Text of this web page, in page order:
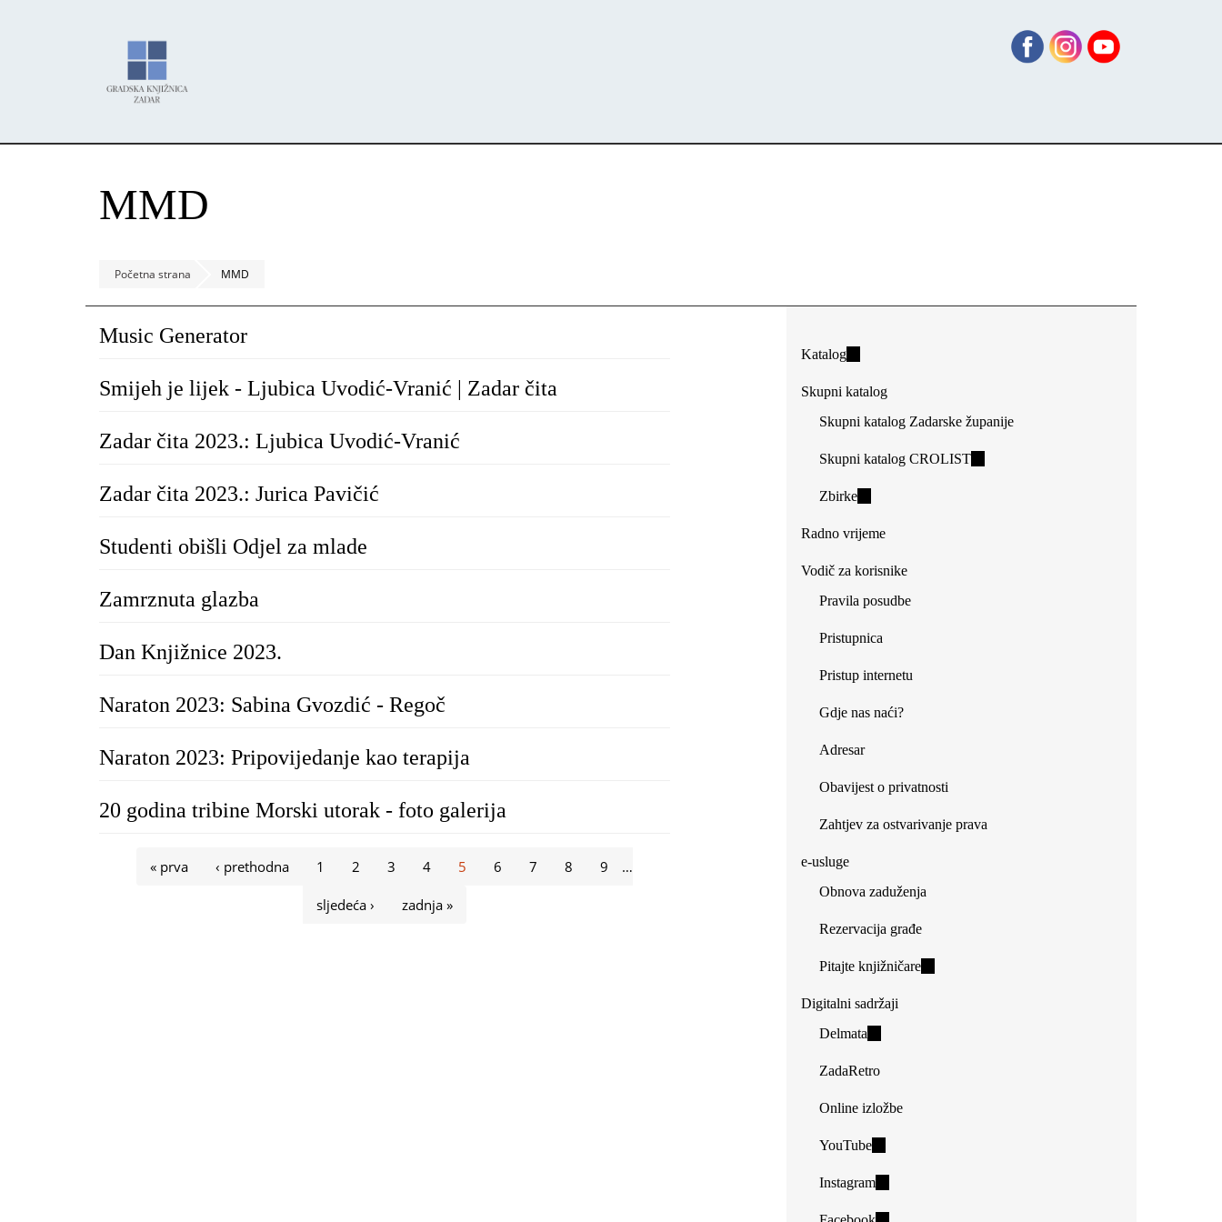
MMD
Početna strana MMD
Music Generator
Smijeh je lijek - Ljubica Uvodić-Vranić | Zadar čita
Zadar čita 2023.: Ljubica Uvodić-Vranić
Zadar čita 2023.: Jurica Pavičić
Studenti obišli Odjel za mlade
Zamrznuta glazba
Dan Knjižnice 2023.
Naraton 2023: Sabina Gvozdić - Regoč
Naraton 2023: Pripovijedanje kao terapija
20 godina tribine Morski utorak - foto galerija
Stranice
« prva ‹ prethodna 1 2 3 4 5 6 7 8 9 …
sljedeća › zadnja »
Katalog(link
external)
Skupni katalog
Skupni katalog Zadarske županije
Skupni katalog CROLIST(link
Zbirke(link
external)
Radno vrijeme
Vodič za korisnike
Pravila posudbe
Pristupnica
Pristup internetu
Gdje nas naći?
Adresar
Obavijest o privatnosti
Zahtjev za ostvarivanje prava
e-usluge
Obnova zaduženja
Rezervacija građe
Pitajte knjižničare(link
Digitalni sadržaji
Delmata
external)
ZadaRetro
Online izložbe
YouTube(link
external)
Instagram(link